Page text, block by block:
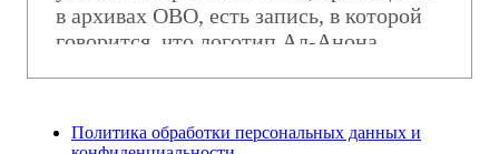
меня самоуважения и вдохновения что-
либо делать. Узнав о том, как
в архивах ОВО, есть запись, в которой
говорится, что логотип Ал-Анона
году.В начале 1960-х годов группы и
Политика обработки персональных данных и